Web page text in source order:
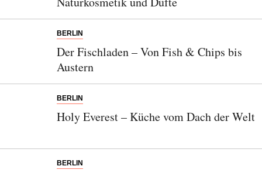
BERLIN
Der Fischladen – Von Fish & Chips bis
Austern
BERLIN
Holy Everest – Küche vom Dach der Welt
BERLIN
SENDEN